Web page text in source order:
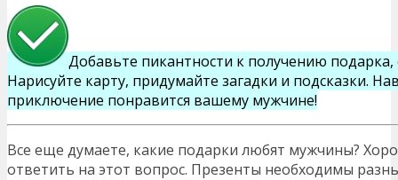
Добавьте пикантности к получению подарка,
Нарисуйте карту, придумайте загадки и подсказки.
приключение понравится вашему мужчине!
Все еще думаете, какие подарки любят мужчины?
ответить на этот вопрос. Презенты необходимы